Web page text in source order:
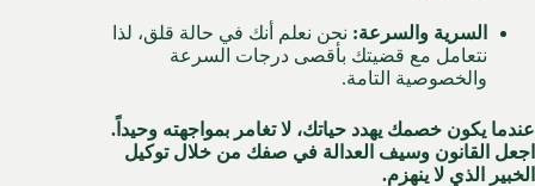
السرية والسرعة: نحن نعلم أنك في حالة قلق، لذا
نتعامل مع قضيتك بأقصى درجات السرعة
والخصوصية التامة.
عندما يكون خصمك يهدد حياتك، لا تغامر بمواجهته وحيداً.
اجعل القانون وسيف العدالة في صفك من خلال توكيل
الخبير الذي لا ينهزم.